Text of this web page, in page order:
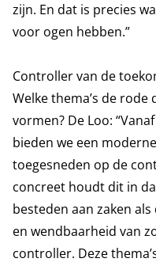
zijn. En dat is precies
voor ogen hebben.”
Controller van de
Welke thema’s de
vormen? De Loo:
bieden we een
toegesneden op de
concreet houdt dit in
besteden aan zaken
en wendbaarheid van
controller. Deze